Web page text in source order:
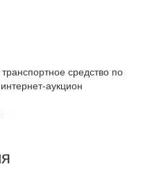
средство по
аукцион